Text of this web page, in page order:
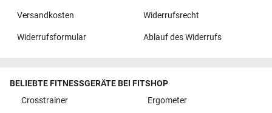
Versandkosten Widerrufsrecht
Widerrufsformular Ablauf des Widerrufs
BELIEBTE FITNESSGERÄTE BEI FITSHOP
Crosstrainer
Ergometer